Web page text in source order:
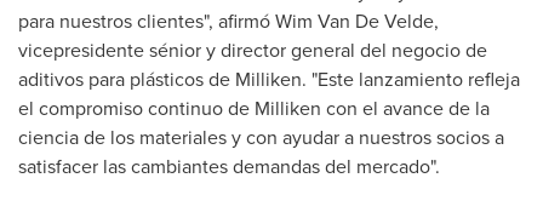
para nuestros clientes", afirmó Wim Van De Velde,
vicepresidente sénior y director general del negocio de
aditivos para plásticos de Milliken. "Este lanzamiento refleja
el compromiso continuo de Milliken con el avance de la
ciencia de los materiales y con ayudar a nuestros socios a
satisfacer las cambiantes demandas del mercado".